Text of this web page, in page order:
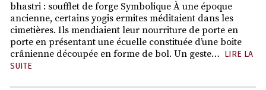
bhastri : soufflet de forge Symbolique À une époque
ancienne, certains yogis ermites méditaient dans les
cimetières. Ils mendiaient leur nourriture de porte en
porte en présentant une écuelle constituée d’une boite
crânienne découpée en forme de bol. Un geste… LIRE LA
SUITE